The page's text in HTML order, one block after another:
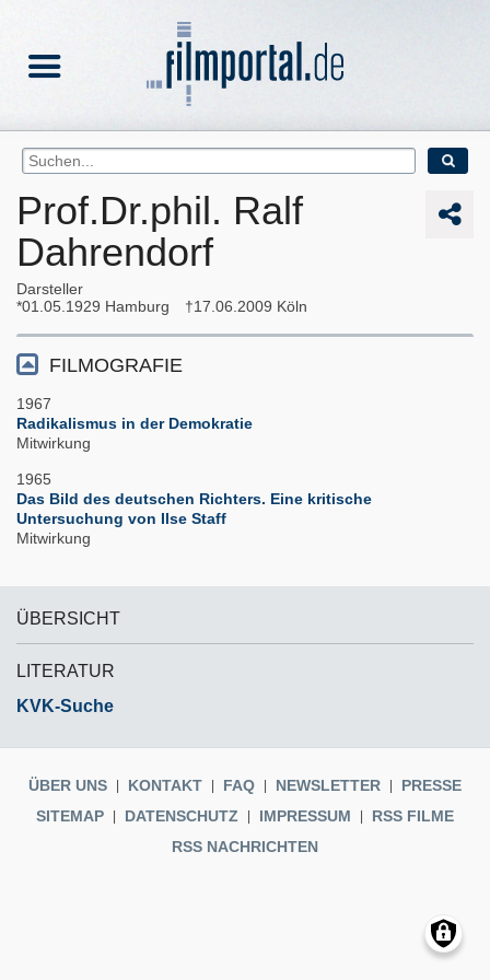
Prof.Dr.phil. Ralf
Dahrendorf
Darsteller
01.05.1929 Hamburg 17.06.2009 Köln
FILMOGRAFIE
1967
Radikalismus in der Demokratie
Mitwirkung
1965
Das Bild des deutschen Richters. Eine kritische
Untersuchung von Ilse Staff
Mitwirkung
ÜBERSICHT
LITERATUR
KVK-Suche
ÜBER UNS KONTAKT FAQ NEWSLETTER
PRESSE
SITEMAP
DATENSCHUTZ IMPRESSUM
RSS FILME
RSS NACHRICHTEN